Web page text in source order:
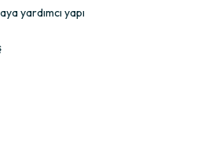
yardımcı yapı